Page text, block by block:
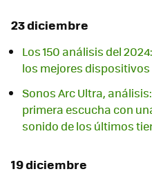
23 diciembre
Los 150 análisis del
los mejores
Sonos Arc Ultra,
primera escucha con
sonido de los últimos
19 diciembre